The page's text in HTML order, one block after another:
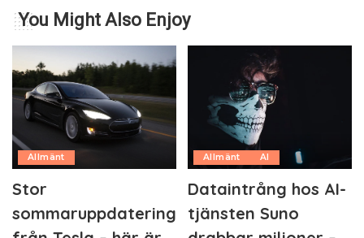
You Might Also Enjoy
Allmänt
Stor
sommaruppdatering
Allmänt AI
Dataintrång hos AI-
tjänsten Suno